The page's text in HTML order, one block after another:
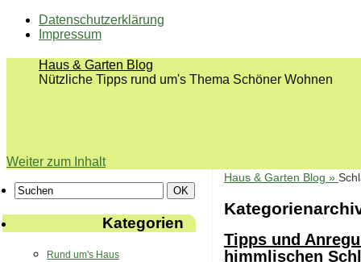
Datenschutzerklärung
Impressum
Haus & Garten Blog
Nützliche Tipps rund um's Thema Schöner Wohnen
Weiter zum Inhalt
Haus & Garten Blog »
Tipps und
himmlischen
Kategorien
Rund um's Haus